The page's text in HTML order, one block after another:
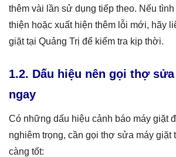
thêm vài lần sử dụng tiếp theo. Nếu
thiện hoặc xuất hiện thêm lỗi mới, hãy
giặt tại Quảng Trị để kiểm tra kịp thời.
1.2. Dấu hiệu nên gọi thợ
ngay
Có những dấu hiệu cảnh báo máy giặt
nghiêm trọng, cần gọi thợ sửa máy giặt
càng tốt: